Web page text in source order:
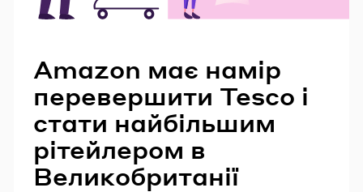
Amazon має намір
перевершити Tesco і
стати найбільшим
рітейлером в
Великобританії